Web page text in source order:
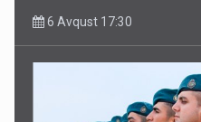
6 Avqust 17:30